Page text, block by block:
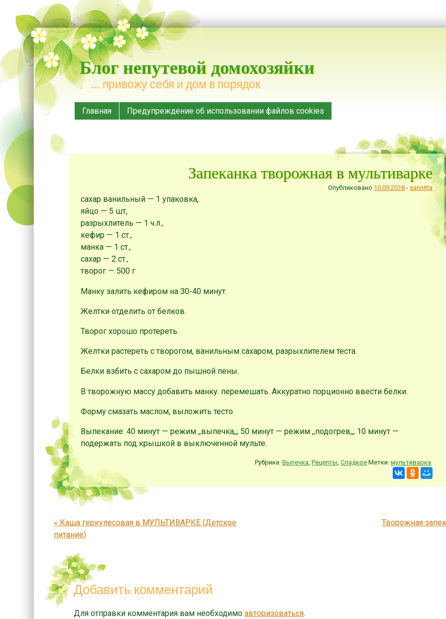
Блог непутевой домохозяйки
… привожу себя и дом в порядок
Меню
Наверх
Главная Предупреждение об использовании файлов cookies
Запеканка творожная в мультиварке
Опубликовано 10.09.2018 - sannitta
сахар ванильный — 1 упаковка,
яйцо — 5 шт,
разрыхлитель — 1 ч.л.,
кефир — 1 ст.,
манка — 1 ст.,
сахар — 2 ст.,
творог — 500 г
Манку залить кефиром на 30-40 минут.
Желтки отделить от белков.
Творог хорошо протереть.
Желтки растереть с творогом, ванильным сахаром, разрыхлителем теста.
Белки взбить с сахаром до пышной пены.
В творожную массу добавить манку. перемешать. Аккуратно порционно ввести белки.
Форму смазать маслом, выложить тесто.
Выпекание: 40 минут — режим ,,выпечка,,; 50 минут — режим ,,подогрев,,; 10 минут —
подержать под крышкой в выключенной мульте.
Рубрика:Выпечка,Рецепты,Сладкое Метки:мультиварка.
Запись навигация
« Каша геркулесовая в МУЛЬТИВАРКЕ (Детское
питание)
Творожная
Добавить комментарий
Для отправки комментария вам необходимо авторизоваться.